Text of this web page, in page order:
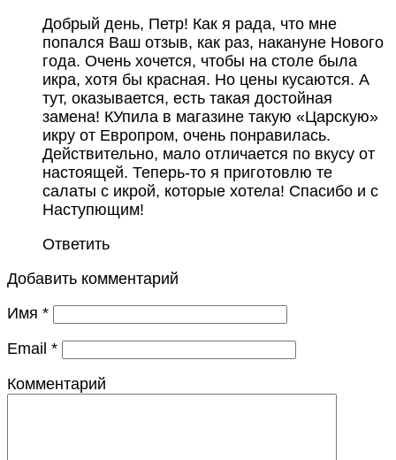
Добрый день, Петр! Как я рада, что мне
попался Ваш отзыв, как раз, накануне Нового
года. Очень хочется, чтобы на столе была
икра, хотя бы красная. Но цены кусаются. А
тут, оказывается, есть такая достойная
замена! КУпила в магазине такую «Царскую»
икру от Европром, очень понравилась.
Действительно, мало отличается по вкусу от
настоящей. Теперь-то я приготовлю те
салаты с икрой, которые хотела! Спасибо и с
Наступющим!
Ответить
Добавить комментарий
Имя *
Email *
Комментарий